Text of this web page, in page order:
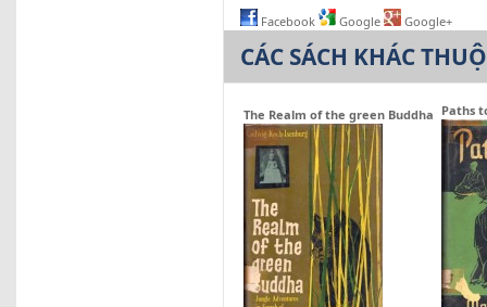
Facebook Google Google+
CÁC SÁCH KHÁC
The Realm of the green Buddha Paths